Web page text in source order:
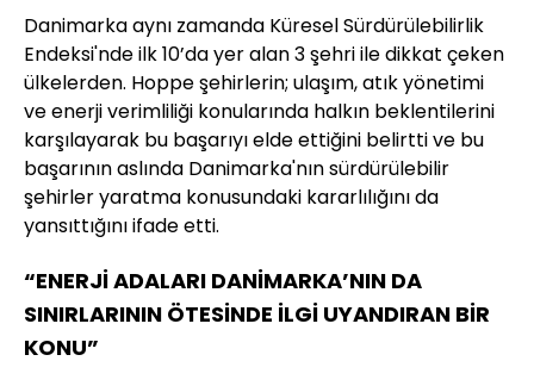
Danimarka aynı zamanda Küresel Sürdürülebilirlik
Endeksi'nde ilk 10’da yer alan 3 şehri ile dikkat çeken
ülkelerden. Hoppe şehirlerin; ulaşım, atık yönetimi
ve enerji verimliliği konularında halkın beklentilerini
karşılayarak bu başarıyı elde ettiğini belirtti ve bu
başarının aslında Danimarka'nın sürdürülebilir
şehirler yaratma konusundaki kararlılığını da
yansıttığını ifade etti.
“ENERJİ ADALARI DANİMARKA’NIN DA
SINIRLARININ ÖTESİNDE İLGİ UYANDIRAN BİR
KONU”